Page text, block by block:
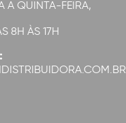
A QUINTA-FEIRA,
8H ÀS 17H